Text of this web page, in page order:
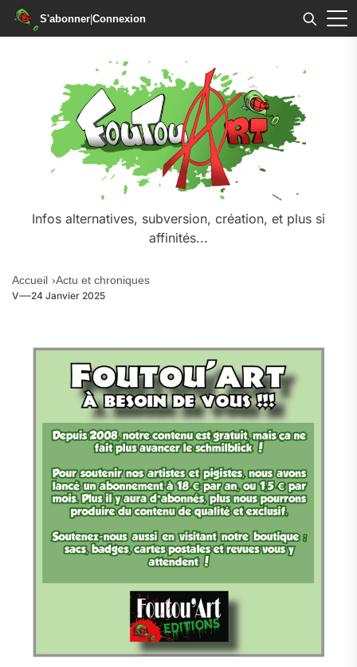
S'abonner|Connexion
Infos alternatives, subversion, création, et plus si
affinités...
Accueil Actu et chroniques
V 24 Janvier 2025